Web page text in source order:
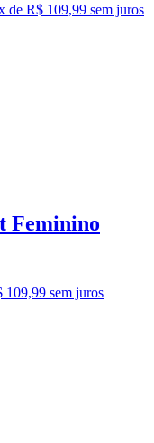
de R$ 109,99 sem juros
Feminino
109,99 sem juros